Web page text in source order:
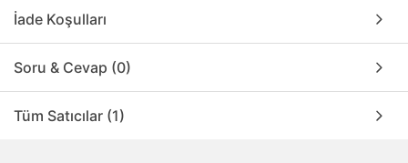
İade Koşulları
Soru & Cevap (0)
Tüm Satıcılar (1)